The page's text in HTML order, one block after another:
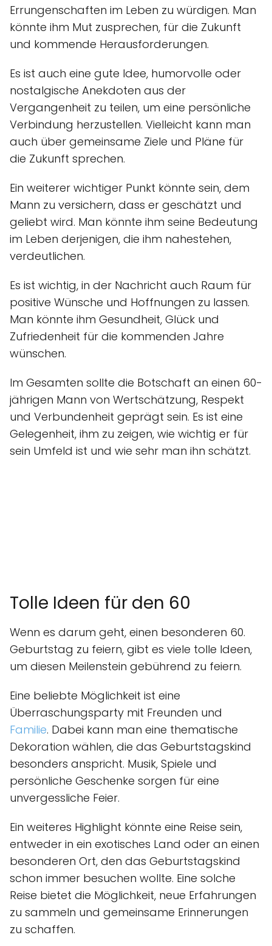
Errungenschaften im Leben zu würdigen. Man
könnte ihm Mut zusprechen, für die Zukunft
und kommende Herausforderungen.
Es ist auch eine gute Idee, humorvolle oder
nostalgische Anekdoten aus der
Vergangenheit zu teilen, um eine persönliche
Verbindung herzustellen. Vielleicht kann man
auch über gemeinsame Ziele und Pläne für
die Zukunft sprechen.
Ein weiterer wichtiger Punkt könnte sein, dem
Mann zu versichern, dass er geschätzt und
geliebt wird. Man könnte ihm seine Bedeutung
im Leben derjenigen, die ihm nahestehen,
verdeutlichen.
Es ist wichtig, in der Nachricht auch Raum für
positive Wünsche und Hoffnungen zu lassen.
Man könnte ihm Gesundheit, Glück und
Zufriedenheit für die kommenden Jahre
wünschen.
Im Gesamten sollte die Botschaft an einen 60-
jährigen Mann von Wertschätzung, Respekt
und Verbundenheit geprägt sein. Es ist eine
Gelegenheit, ihm zu zeigen, wie wichtig er für
sein Umfeld ist und wie sehr man ihn schätzt.
Tolle Ideen für den 60
Wenn es darum geht, einen besonderen 60.
Geburtstag zu feiern, gibt es viele tolle Ideen,
um diesen Meilenstein gebührend zu feiern.
Eine beliebte Möglichkeit ist eine
Überraschungsparty mit Freunden und
Familie. Dabei kann man eine thematische
Dekoration wählen, die das Geburtstagskind
besonders anspricht. Musik, Spiele und
persönliche Geschenke sorgen für eine
unvergessliche Feier.
Ein weiteres Highlight könnte eine Reise sein,
entweder in ein exotisches Land oder an einen
besonderen Ort, den das Geburtstagskind
schon immer besuchen wollte. Eine solche
Reise bietet die Möglichkeit, neue Erfahrungen
zu sammeln und gemeinsame Erinnerungen
zu schaffen.